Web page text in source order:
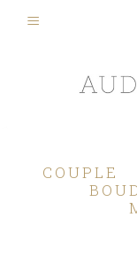
COUPLE